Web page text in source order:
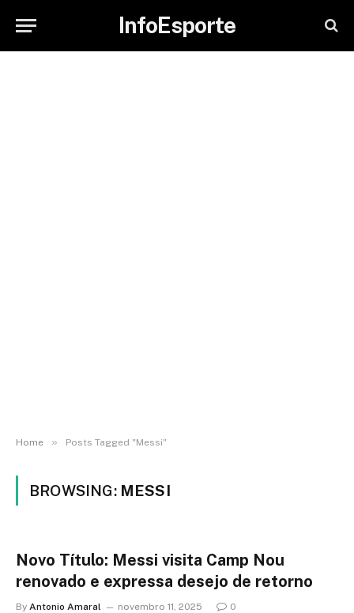
InfoEsporte
Home » Posts Tagged "Messi"
BROWSING: MESSI
Novo Título: Messi visita Camp Nou
renovado e expressa desejo de retorno
By Antonio Amaral novembro 11, 2025 0